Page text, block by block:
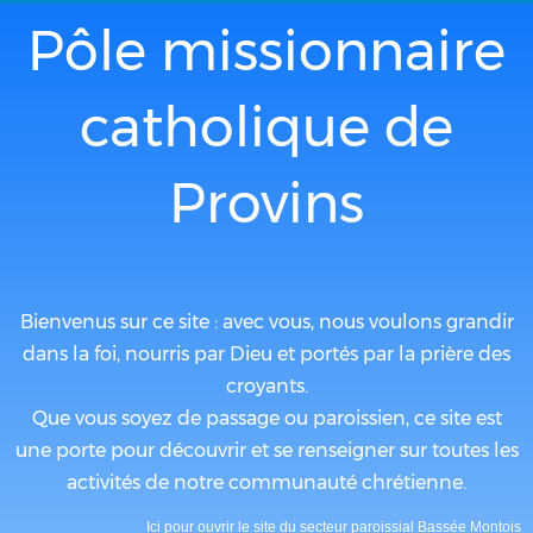
Pôle missionnaire
catholique de
Provins
Bienvenus sur ce site : avec vous, nous voulons grandir
dans la foi, nourris par Dieu et portés par la prière des
croyants.
Que vous soyez de passage ou paroissien, ce site est
une porte pour découvrir et se renseigner sur toutes les
activités de notre communauté chrétienne.
Ici pour ouvrir le site du secteur paroissial Bassée Montois